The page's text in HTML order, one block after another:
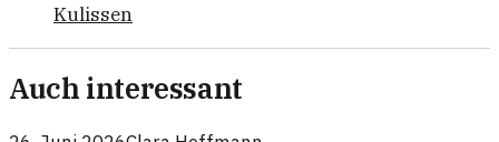
Kulissen
Auch interessant